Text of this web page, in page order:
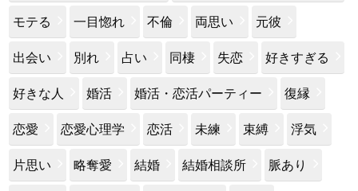
モテる 一目惚れ 不倫 両思い 元彼
出会い 別れ 占い 同棲 失恋 好きすぎる
好きな人 婚活 婚活・恋活パーティー 復縁
恋愛 恋愛心理学 恋活 未練 束縛 浮気
片思い 略奪愛 結婚 結婚相談所 脈あり